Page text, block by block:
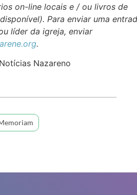
on-line locais e / ou livros de
Para enviar uma
líder da igreja, enviar
.
Nazareno